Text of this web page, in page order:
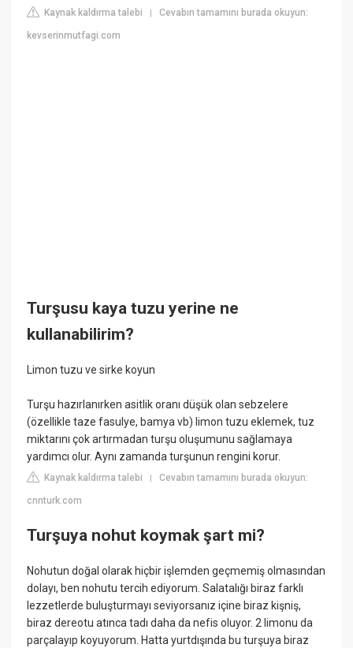
Kaynak kaldırma talebi |Cevabın tamamını burada okuyun:
kevserinmutfagi.com
Turşusu kaya tuzu yerine ne
kullanabilirim?
Limon tuzu ve sirke koyun
Turşu hazırlanırken asitlik oranı düşük olan sebzelere
(özellikle taze fasulye, bamya vb) limon tuzu eklemek, tuz
miktarını çok artırmadan turşu oluşumunu sağlamaya
yardımcı olur. Aynı zamanda turşunun rengini korur.
Kaynak kaldırma talebi |Cevabın tamamını burada okuyun:
cnnturk.com
Turşuya nohut koymak şart mi?
Nohutun doğal olarak hiçbir işlemden geçmemiş olmasından
dolayı, ben nohutu tercih ediyorum. Salatalığı biraz farklı
lezzetlerde buluşturmayı seviyorsanız içine biraz kişniş,
biraz dereotu atınca tadı daha da nefis oluyor. 2 limonu da
parçalayıp koyuyorum. Hatta yurtdışında bu turşuya biraz